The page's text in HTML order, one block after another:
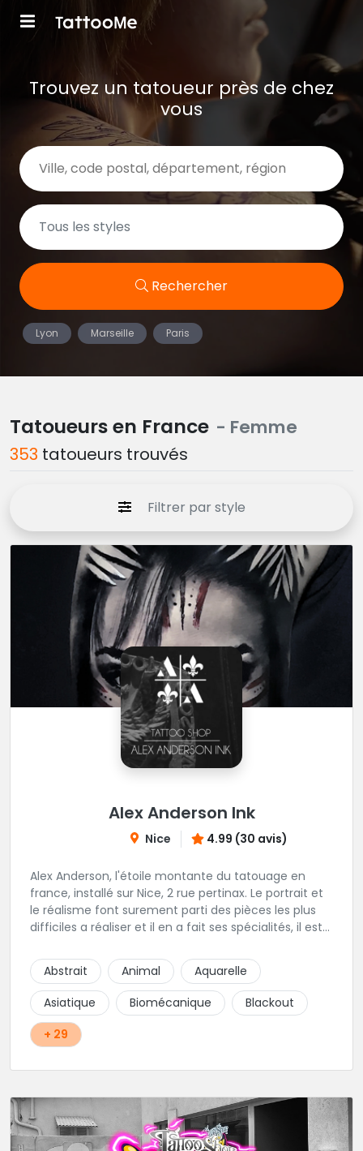
Trouvez un tatoueur près de chez
vous
Rechercher
Lyon Marseille Paris
Tatoueurs en France - Femme
353 tatoueurs trouvés
Filtrer par style
Alex Anderson Ink
Nice 4.99 (30 avis)
Alex Anderson, l'étoile montante du tatouage en
france, installé sur Nice, 2 rue pertinax. Le portrait et
le réalisme font surement parti des pièces les plus
difficiles a réaliser et il en a fait ses spécialités, il est
religieux ou du chicanos. Romain son frère sera vous
combler par sa finesse pour des pièces comme le
mandala, l'ornemental ou la calligraphie pour le
bonheur des futurs tatoués. Il y a aussi Léa, Maureen,
Fat, Tom, Sento, Lily, des artistes hors normes. Il n'y a
qu'à regarder les pièces sélectionnées ici pour
Abstrait Animal
Aquarelle
Asiatique
Biomécanique
Blackout
+ 29